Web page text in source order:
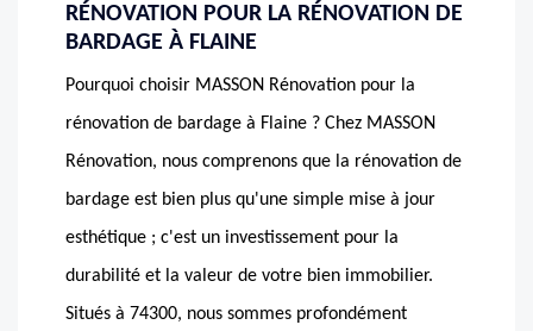
RÉNOVATION POUR LA RÉNOVATION DE
BARDAGE À FLAINE
Pourquoi choisir MASSON Rénovation pour la
rénovation de bardage à Flaine ? Chez MASSON
Rénovation, nous comprenons que la rénovation de
bardage est bien plus qu'une simple mise à jour
esthétique ; c'est un investissement pour la
durabilité et la valeur de votre bien immobilier.
Situés à 74300, nous sommes profondément